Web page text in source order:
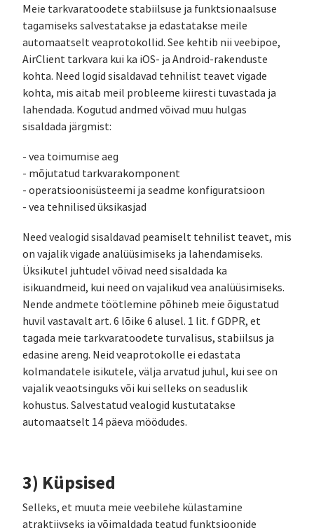
Meie tarkvaratoodete stabiilsuse ja funktsionaalsuse
tagamiseks salvestatakse ja edastatakse meile
automaatselt veaprotokollid. See kehtib nii veebipoe,
AirClient tarkvara kui ka iOS- ja Android-rakenduste
kohta. Need logid sisaldavad tehnilist teavet vigade
kohta, mis aitab meil probleeme kiiresti tuvastada ja
lahendada. Kogutud andmed võivad muu hulgas
sisaldada järgmist:
- vea toimumise aeg
- mõjutatud tarkvarakomponent
- operatsioonisüsteemi ja seadme konfiguratsioon
- vea tehnilised üksikasjad
Need vealogid sisaldavad peamiselt tehnilist teavet, mis
on vajalik vigade analüüsimiseks ja lahendamiseks.
Üksikutel juhtudel võivad need sisaldada ka
isikuandmeid, kui need on vajalikud vea analüüsimiseks.
Nende andmete töötlemine põhineb meie õigustatud
huvil vastavalt art. 6 lõike 6 alusel. 1 lit. f GDPR, et
tagada meie tarkvaratoodete turvalisus, stabiilsus ja
edasine areng. Neid veaprotokolle ei edastata
kolmandatele isikutele, välja arvatud juhul, kui see on
vajalik veaotsinguks või kui selleks on seaduslik
kohustus. Salvestatud vealogid kustutatakse
automaatselt 14 päeva möödudes.
3) Küpsised
Selleks, et muuta meie veebilehe külastamine
atraktiivseks ja võimaldada teatud funktsioonide